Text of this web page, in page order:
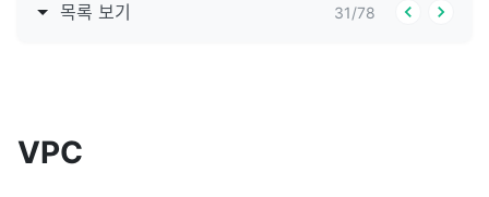
목록 보기 31/78
VPC